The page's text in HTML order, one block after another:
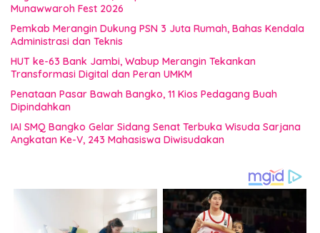
Munawwaroh Fest 2026
Pemkab Merangin Dukung PSN 3 Juta Rumah, Bahas Kendala
Administrasi dan Teknis
HUT ke-63 Bank Jambi, Wabup Merangin Tekankan
Transformasi Digital dan Peran UMKM
Penataan Pasar Bawah Bangko, 11 Kios Pedagang Buah
Dipindahkan
IAI SMQ Bangko Gelar Sidang Senat Terbuka Wisuda Sarjana
Angkatan Ke-V, 243 Mahasiswa Diwisudakan